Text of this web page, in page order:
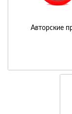
Авторские